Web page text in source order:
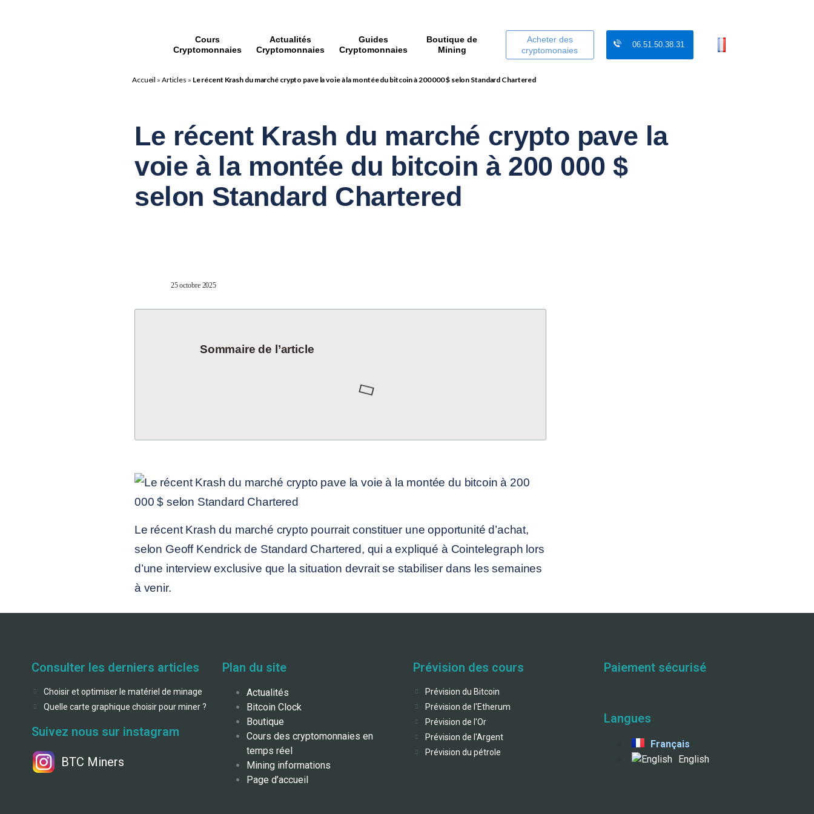
Cours
Cryptomonnaies
Actualités
Cryptomonnaies
Guides
Cryptomonnaies
Boutique de
Mining
Acheter des
cryptomonaies
06.51.50.38.31
Accueil » Articles » Le récent Krash du marché crypto pave la voie à la montée du bitcoin à 200 000 $ selon Standard Chartered
Le récent Krash du marché crypto pave la
voie à la montée du bitcoin à 200 000 $
selon Standard Chartered
25 octobre 2025
Sommaire de l’article
Le récent Krash du marché crypto pourrait constituer une opportunité d’achat,
selon Geoff Kendrick de Standard Chartered, qui a expliqué à Cointelegraph lors
d’une interview exclusive que la situation devrait se stabiliser dans les semaines
à venir.
Consulter les derniers articles
Choisir et optimiser le matériel de minage
Quelle carte graphique choisir pour miner ?
Suivez nous sur instagram
BTC Miners
Plan du site
Actualités
Bitcoin Clock
Boutique
Cours des cryptomonnaies en
temps réel
Mining informations
Page d’accueil
Prévision des cours
Prévision du Bitcoin
Prévision de l'Etherum
Prévision de l'Or
Prévision de l'Argent
Prévision du pétrole
Paiement sécurisé
Langues
Français
English